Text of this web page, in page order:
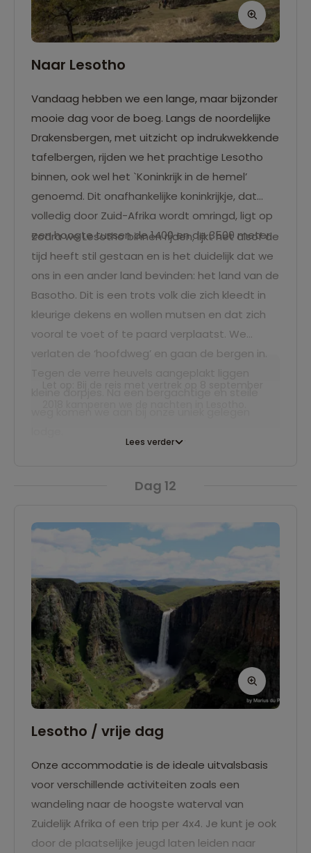
Naar Lesotho
Vandaag hebben we een lange, maar bijzonder
mooie dag voor de boeg. Langs de noordelijke
Drakensbergen, met uitzicht op indrukwekkende
tafelbergen, rijden we het prachtige Lesotho
binnen, ook wel het `Koninkrijk in de hemel’
genoemd. Dit onafhankelijke koninkrijkje, dat
volledig door Zuid-Afrika wordt omringd, ligt op
een hoogte tussen de 1400 en de 3500 meter.
Zodra we Lesotho binnen rijden, lijkt het alsof de
tijd heeft stil gestaan en is het duidelijk dat we
ons in een ander land bevinden: het land van de
Basotho. Dit is een trots volk die zich kleedt in
kleurige dekens en wollen mutsen en dat zich
vooral te voet of te paard verplaatst. We
verlaten de ‘hoofdweg’ en gaan de bergen in.
Lees verder
Dag 12
Lesotho / vrije dag
Onze accommodatie is de ideale uitvalsbasis
voor verschillende activiteiten zoals een
wandeling naar de hoogste waterval van
Zuidelijk Afrika of een trip per 4x4. Je kunt je ook
door de plaatselijke jeugd laten leiden naar